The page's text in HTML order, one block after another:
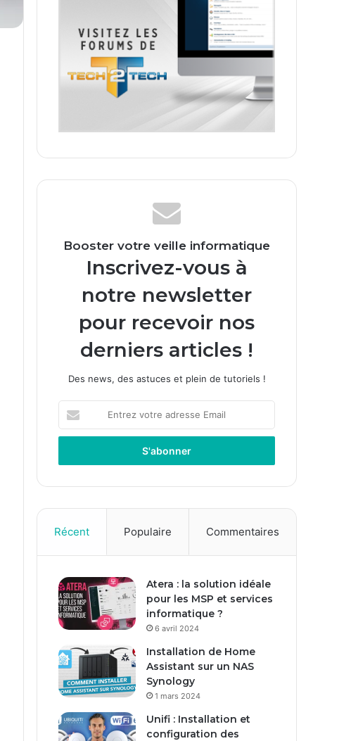
Booster votre veille informatique
Inscrivez-vous à
notre newsletter
pour recevoir nos
derniers articles !
Des news, des astuces et plein de tutoriels !
votre
adresse
Récent Populaire Commentaires
Atera : la solution idéale
pour les MSP et services
informatique ?
6 avril 2024
Installation de Home
Assistant sur un NAS
Synology
1 mars 2024
Unifi : Installation et
configuration des